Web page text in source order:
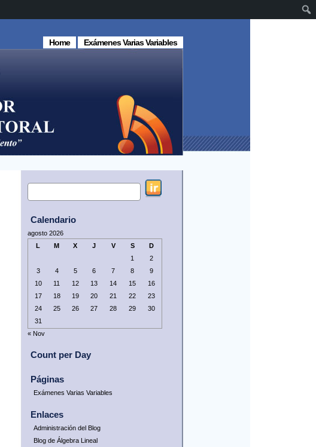
Exámenes Varias Variables
Home
Calendario
agosto 2026
L
M X J V S
D
1
2
3
4 5 6 7 8
9
10
11 12 13 14 15
16
17
18 19 20 21 22
23
24
25 26 27 28 29
30
31
« Nov
Count per Day
Páginas
Exámenes Varias Variables
Enlaces
Administración del Blog
Blog de Álgebra Lineal